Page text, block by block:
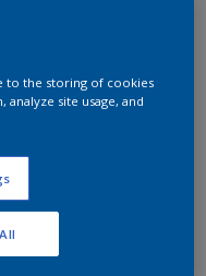
to the storing of cookies
site usage, and